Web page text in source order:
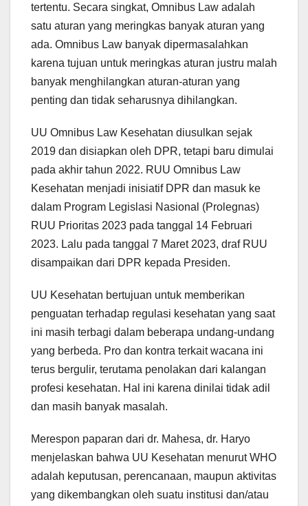
tertentu. Secara singkat, Omnibus Law adalah
satu aturan yang meringkas banyak aturan yang
ada. Omnibus Law banyak dipermasalahkan
karena tujuan untuk meringkas aturan justru malah
banyak menghilangkan aturan-aturan yang
penting dan tidak seharusnya dihilangkan.
UU Omnibus Law Kesehatan diusulkan sejak
2019 dan disiapkan oleh DPR, tetapi baru dimulai
pada akhir tahun 2022. RUU Omnibus Law
Kesehatan menjadi inisiatif DPR dan masuk ke
dalam Program Legislasi Nasional (Prolegnas)
RUU Prioritas 2023 pada tanggal 14 Februari
2023. Lalu pada tanggal 7 Maret 2023, draf RUU
disampaikan dari DPR kepada Presiden.
UU Kesehatan bertujuan untuk memberikan
penguatan terhadap regulasi kesehatan yang saat
ini masih terbagi dalam beberapa undang-undang
yang berbeda. Pro dan kontra terkait wacana ini
terus bergulir, terutama penolakan dari kalangan
profesi kesehatan. Hal ini karena dinilai tidak adil
dan masih banyak masalah.
Merespon paparan dari dr. Mahesa, dr. Haryo
menjelaskan bahwa UU Kesehatan menurut WHO
adalah keputusan, perencanaan, maupun aktivitas
yang dikembangkan oleh suatu institusi dan/atau